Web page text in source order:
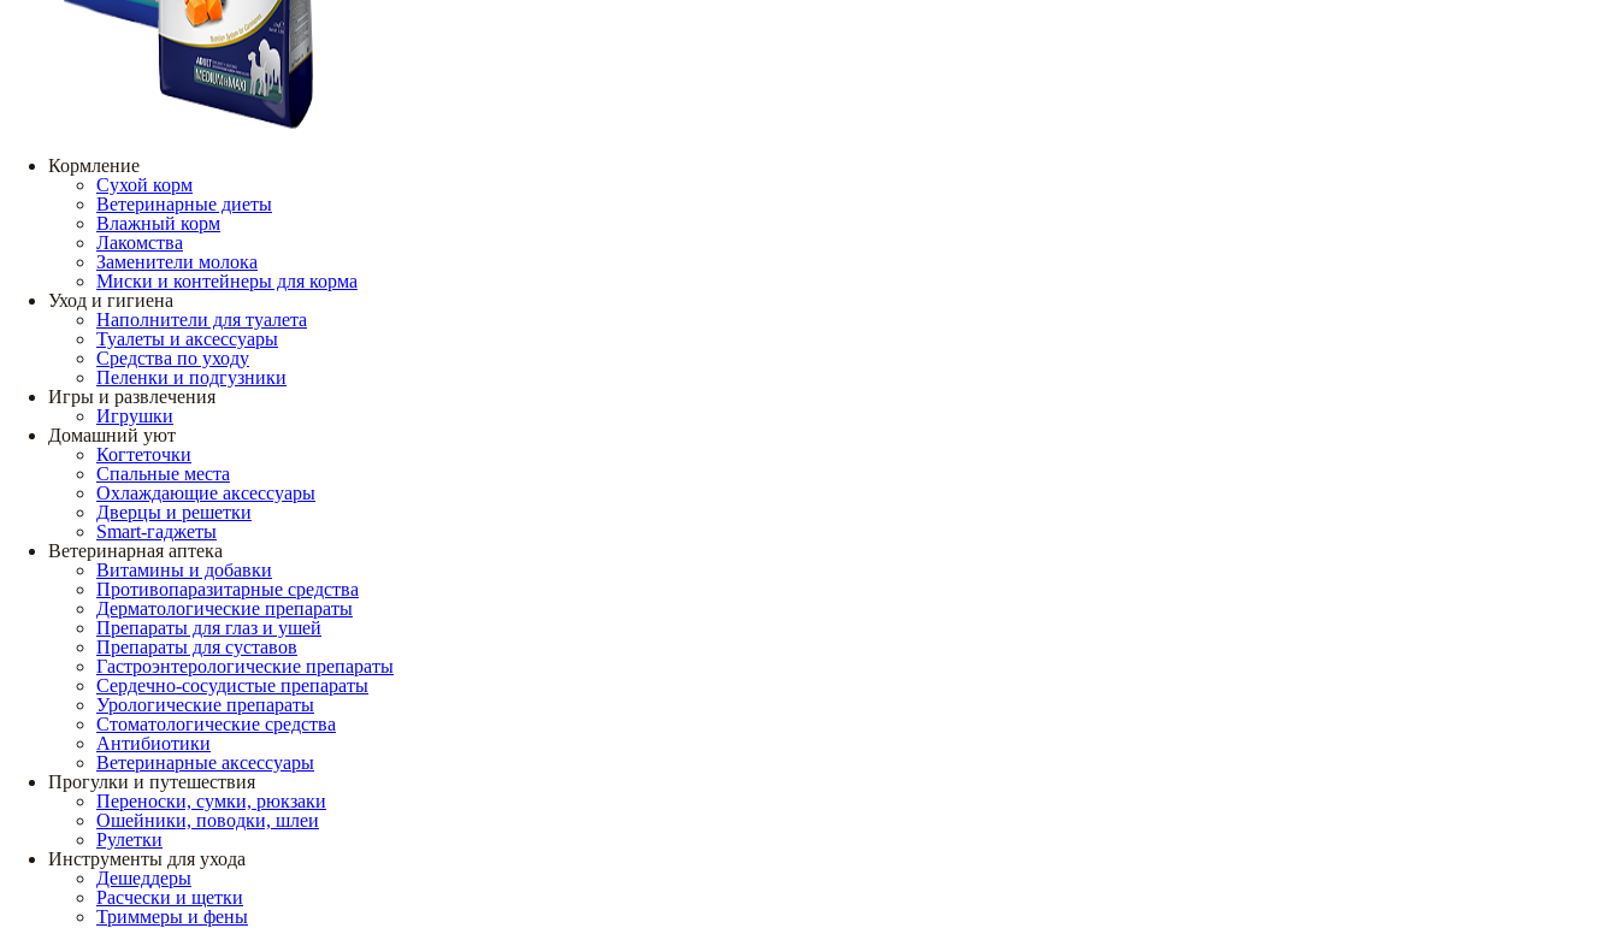
Кормление
Сухой корм
Ветеринарные диеты
Влажный корм
Лакомства
Заменители молока
Миски и контейнеры для корма
Уход и гигиена
Наполнители для туалета
Туалеты и аксессуары
Средства по уходу
Пеленки и подгузники
Игры и развлечения
Игрушки
Домашний уют
Когтеточки
Спальные места
Охлаждающие аксессуары
Дверцы и решетки
Smart-гаджеты
Ветеринарная аптека
Витамины и добавки
Противопаразитарные средства
Дерматологические препараты
Препараты для глаз и ушей
Препараты для суставов
Гастроэнтерологические препараты
Сердечно-сосудистые препараты
Урологические препараты
Стоматологические средства
Антибиотики
Ветеринарные аксессуары
Прогулки и путешествия
Переноски, сумки, рюкзаки
Ошейники, поводки, шлеи
Рулетки
Инструменты для ухода
Дешеддеры
Расчески и щетки
Триммеры и фены